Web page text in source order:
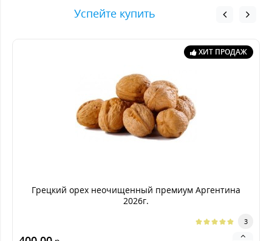
Успейте купить
ХИТ ПРОДАЖ
Грецкий орех неочищенный премиум Аргентина
2026г.
3